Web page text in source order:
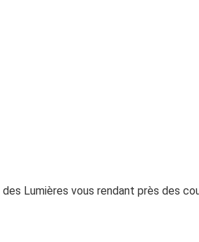
Lumières vous rendant près des